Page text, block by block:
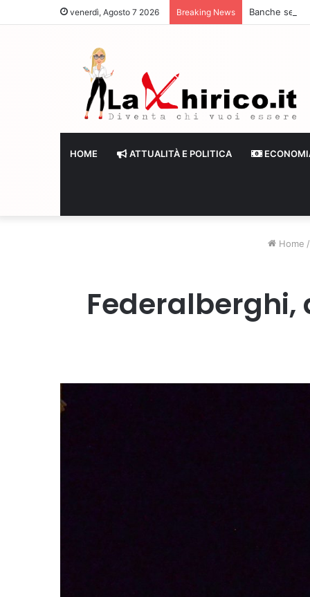
venerdì, Agosto 7 2026 Breaking News Banche
HOME ATTUALITÀ E POLITICA
Home /
Federalberghi,